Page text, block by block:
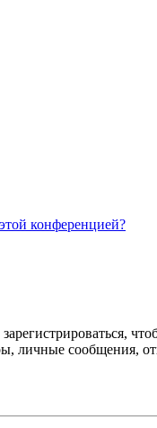
конференцией?
личные сообщения,